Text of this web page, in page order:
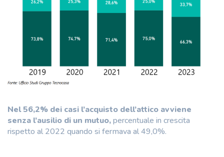
Nel 56,2% dei casi l’acquisto dell’attico avviene
senza l’ausilio di un mutuo,percentuale in crescita
rispetto al 2022 quando si fermava al 49,0%.